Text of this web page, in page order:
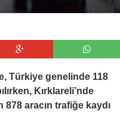
Türkiye genelinde 118
Kırklareli’nde
aracın trafiğe kaydı